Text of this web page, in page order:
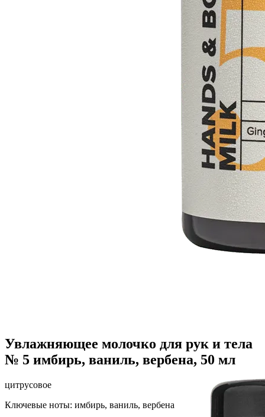
Увлажняющее молочко для рук и тела
№ 5 имбирь, ваниль, вербена, 50 мл
цитрусовое
Ключевые ноты: имбирь, ваниль, вербена